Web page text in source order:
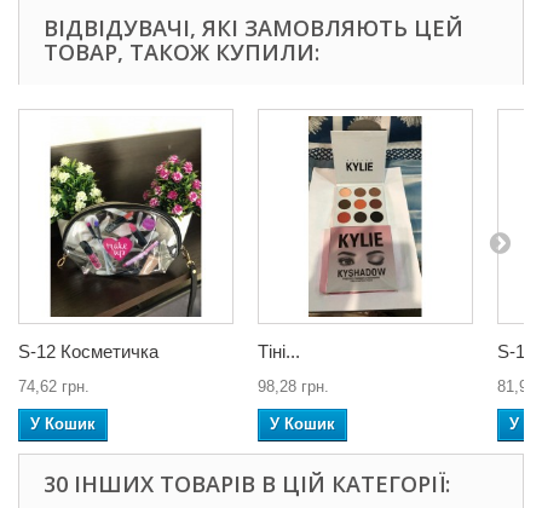
ВІДВІДУВАЧІ, ЯКІ ЗАМОВЛЯЮТЬ ЦЕЙ
ТОВАР, ТАКОЖ КУПИЛИ:
S-12 Косметичка
74,62 грн.
У Кошик
Тіні...
98,28 грн.
У Кошик
S-11
81,90
У
30 ІНШИХ ТОВАРІВ В ЦІЙ КАТЕГОРІЇ: